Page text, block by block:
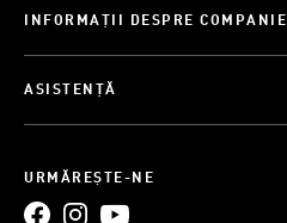
INFORMAȚII DESPRE COMPANIE
ASISTENȚĂ
URMĂREȘTE-NE